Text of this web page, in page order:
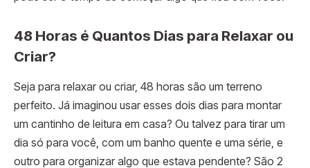
48 Horas é Quantos Dias para Relaxar ou
Criar?
Seja para relaxar ou criar, 48 horas são um terreno
perfeito. Já imaginou usar esses dois dias para montar
um cantinho de leitura em casa? Ou talvez para tirar um
dia só para você, com um banho quente e uma série, e
outro para organizar algo que estava pendente? São 2